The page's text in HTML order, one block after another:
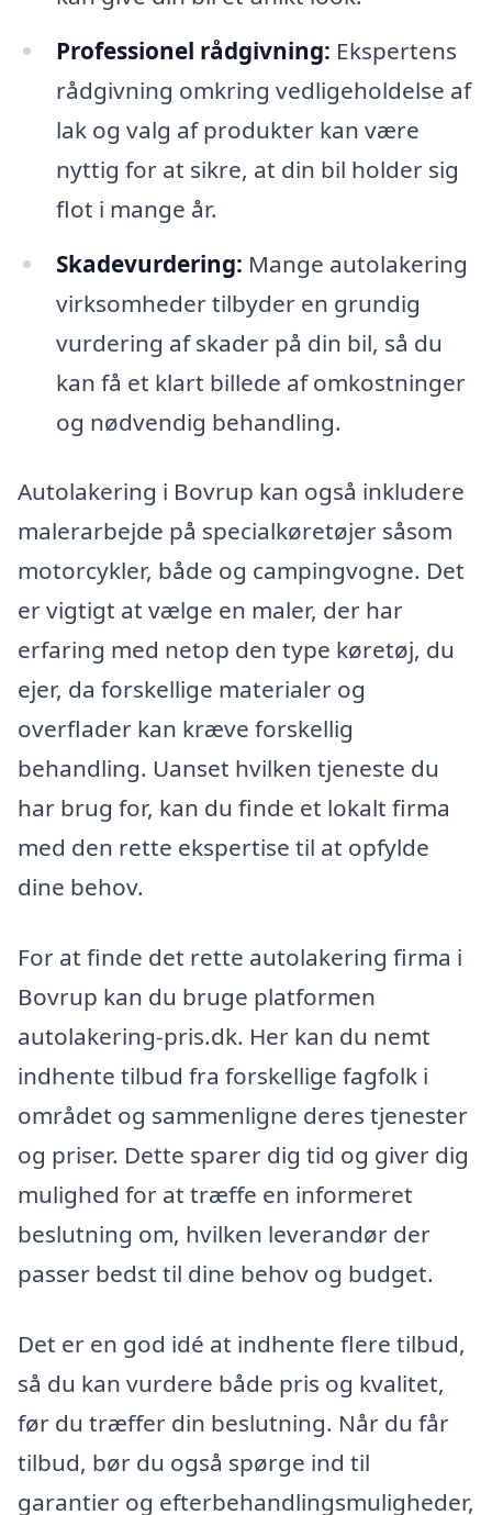
Professionel rådgivning: Ekspertens
rådgivning omkring vedligeholdelse af
lak og valg af produkter kan være
nyttig for at sikre, at din bil holder sig
flot i mange år.
Skadevurdering: Mange autolakering
virksomheder tilbyder en grundig
vurdering af skader på din bil, så du
kan få et klart billede af omkostninger
og nødvendig behandling.
Autolakering i Bovrup kan også inkludere
malerarbejde på specialkøretøjer såsom
motorcykler, både og campingvogne. Det
er vigtigt at vælge en maler, der har
erfaring med netop den type køretøj, du
ejer, da forskellige materialer og
overflader kan kræve forskellig
behandling. Uanset hvilken tjeneste du
har brug for, kan du finde et lokalt firma
med den rette ekspertise til at opfylde
dine behov.
For at finde det rette autolakering firma i
Bovrup kan du bruge platformen
autolakering-pris.dk. Her kan du nemt
indhente tilbud fra forskellige fagfolk i
området og sammenligne deres tjenester
og priser. Dette sparer dig tid og giver dig
mulighed for at træffe en informeret
beslutning om, hvilken leverandør der
passer bedst til dine behov og budget.
Det er en god idé at indhente flere tilbud,
så du kan vurdere både pris og kvalitet,
før du træffer din beslutning. Når du får
tilbud, bør du også spørge ind til
garantier og efterbehandlingsmuligheder,